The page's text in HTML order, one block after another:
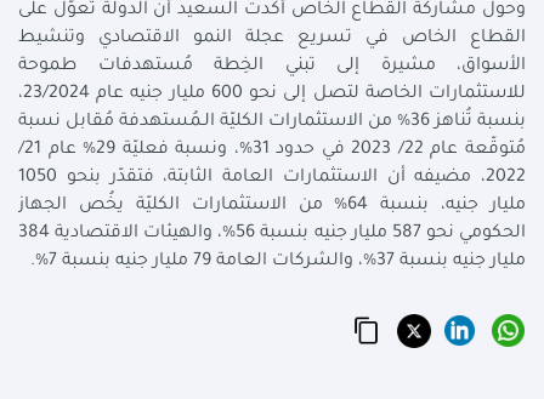
وحول مشاركة القطاع الخاص أكدت السعيد أن الدولة تُعوّل على
القطاع الخاص في تسريع عجلة النمو الاقتصادي وتنشيط
الأسواق، مشيرة إلى تبني الخِطة مُستهدفات طموحة
للاستثمارات الخاصة لتصل إلى نحو 600 مليار جنيه عام 23/2024،
بنسبة تُناهز 36% من الاستثمارات الكليّة الـمُستهدفة مُقابل نسبة
مُتوقّعة عام 22/ 2023 في حدود 31%، ونسبة فعليّة 29% عام 21/
2022، مضيفه أن الاستثمارات العامة الثابتة، فتقدّر بنحو 1050
مليار جنيه، بنسبة 64% من الاستثمارات الكليّة يخُص الجهاز
الحكومي نحو 587 مليار جنيه بنسبة 56%، والهيئات الاقتصادية 384
مليار جنيه بنسبة 37%، والشركات العامة 79 مليار جنيه بنسبة 7%.